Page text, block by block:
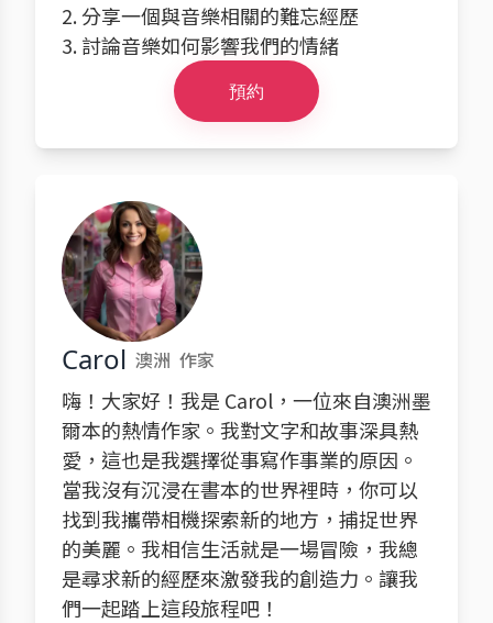
2. 分享一個與音樂相關的難忘經歷
3. 討論音樂如何影響我們的情緒
預約
Carol 澳洲 作家
嗨！大家好！我是 Carol，一位來自澳洲墨
爾本的熱情作家。我對文字和故事深具熱
愛，這也是我選擇從事寫作事業的原因。
當我沒有沉浸在書本的世界裡時，你可以
找到我攜帶相機探索新的地方，捕捉世界
的美麗。我相信生活就是一場冒險，我總
是尋求新的經歷來激發我的創造力。讓我
們一起踏上這段旅程吧！